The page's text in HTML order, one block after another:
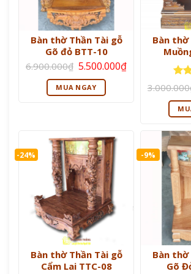
Bàn thờ Thần Tài gỗ
Gõ đỏ BTT-10
6.900.000₫ Giá
gốc
là:
6.900.000₫.
5.500.000₫Giá
5.500.000₫.
MUA NGAY
Bàn thờ
sao
3.000.000
-24%
Bàn thờ Thần Tài gỗ
Cẩm Lai TTC-08
-9%
Bàn thờ
Gõ